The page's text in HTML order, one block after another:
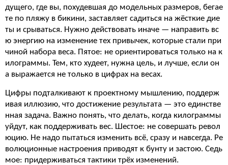
дущего, где вы, похудевшая до модельных размеров, бегае
те по пляжу в бикини, заставляет садиться на жёсткие дие
ты и срываться. Нужно действовать иначе — направить вс
ю энергию на изменение тех привычек, которые стали при
чиной набора веса. Пятое: не ориентироваться только на к
илограммы. Тем, кто худеет, нужна цель, и лучше, если он
а выражается не только в цифрах на весах.
Цифры подталкивают к проектному мышлению, поддерж
ивая иллюзию, что достижение результата — это единстве
нная задача. Важно понять, что делать, когда килограммы
уйдут, как поддерживать вес. Шестое: не совершать револ
юцию. Не надо пытаться изменить всё, сразу и навсегда. Ре
волюционные настроения приводят к бунту и застою. Седь
мое: придерживаться тактики трёх изменений.